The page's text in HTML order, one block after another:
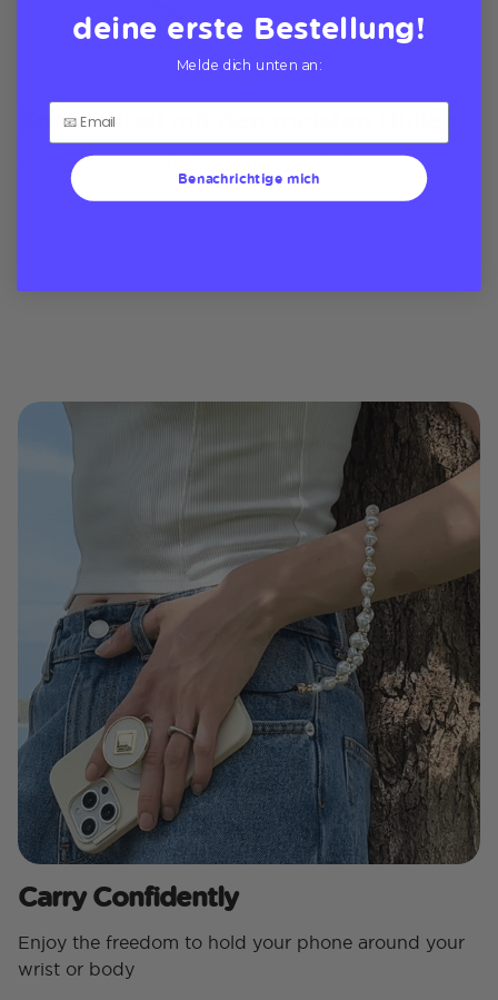
Kompatibel mit den meisten Hüllen
Add an extra level of security and fashion
Carry Confidently
Enjoy the freedom to hold your phone around your
wrist or body
deine erste Bestellung!
Melde dich unten an:
Benachrichtige mich